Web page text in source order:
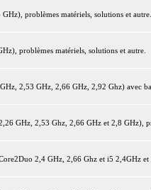
problèmes matériels, solutions et autre.
problèmes matériels, solutions et autre.
2,53 GHz, 2,66 GHz, 2,92 Ghz) avec
GHz, 2,53 Ghz, 2,66 GHz et 2,8 GHz),
2,4 GHz, 2,66 Ghz et i5 2,4GHz